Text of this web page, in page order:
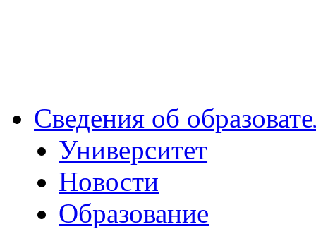
Сведения об
Университет
Новости
Образование